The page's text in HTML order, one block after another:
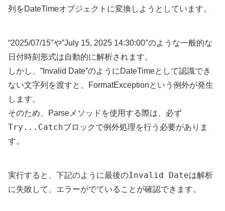
列をDateTimeオブジェクトに変換しようとしています。
“2025/07/15″や”July 15, 2025 14:30:00″のような一般的な
日付時刻形式は自動的に解析されます。
しかし、”Invalid Date”のようにDateTimeとして認識でき
ない文字列を渡すと、FormatExceptionという例外が発生
します。
そのため、Parseメソッドを使用する際は、必ず
Try...Catchブロックで例外処理を行う必要がありま
す。
実行すると、下記のように最後のInvalid Dateは解析
に失敗して、エラーがでていることが確認できます。